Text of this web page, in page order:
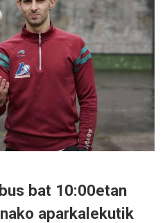
bat 10:00etan
aparkalekutik